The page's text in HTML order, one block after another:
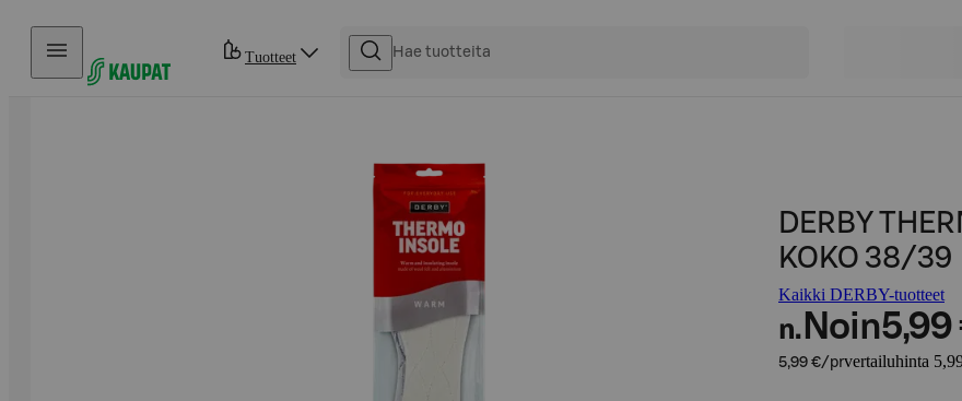
Hyppää sisältöön
Tuotteet
DERBY
KOKO 38/39
Kaikki DERBY-tuotteet
n. Noin5,99
5,99 €/prvertailuhinta